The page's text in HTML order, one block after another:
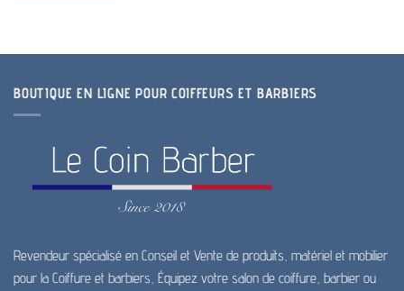
BOUTIQUE EN LIGNE POUR COIFFEURS ET BARBIERS
Revendeur spécialisé en Conseil et Vente de produits, matériel et mobilier
pour la Coiffure et barbiers, Équipez votre salon de coiffure, barbier ou